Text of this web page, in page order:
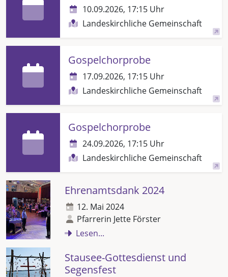
10.09.2026, 17:15 Uhr
Landeskirchliche Gemeinschaft
Gospelchorprobe
17.09.2026, 17:15 Uhr
Landeskirchliche Gemeinschaft
Gospelchorprobe
24.09.2026, 17:15 Uhr
Landeskirchliche Gemeinschaft
Ehrenamtsdank 2024
12. Mai 2024
Pfarrerin Jette Förster
Lesen...
Stausee-Gottesdienst und
Segensfest